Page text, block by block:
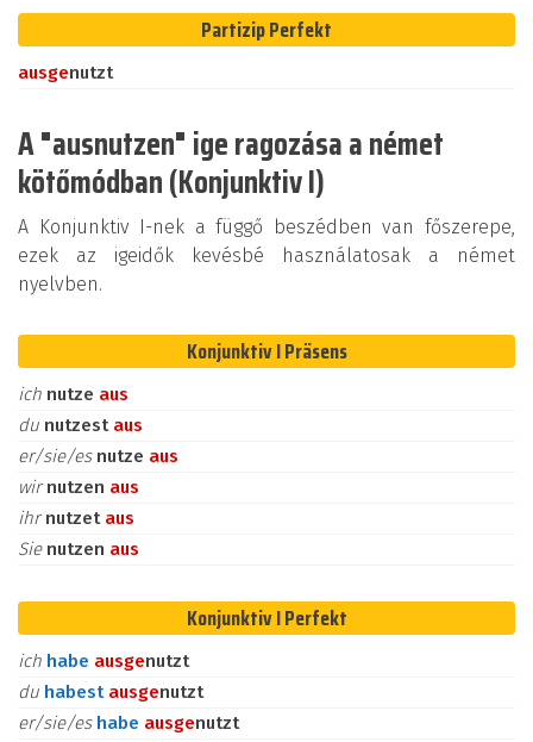
Partizip Perfekt
ausgenutzt
A "ausnutzen" ige ragozása a német
kötőmódban (Konjunktiv I)
A Konjunktiv I-nek a függő beszédben van főszerepe,
ezek az igeidők kevésbé használatosak a német
nyelvben.
Konjunktiv I Präsens
ich nutze aus
du nutzest aus
er/sie/es nutze aus
wirnutzen aus
ihrnutzet aus
Sie nutzen aus
Konjunktiv I Perfekt
ich habe ausgenutzt
du habest ausgenutzt
er/sie/es habe ausgenutzt